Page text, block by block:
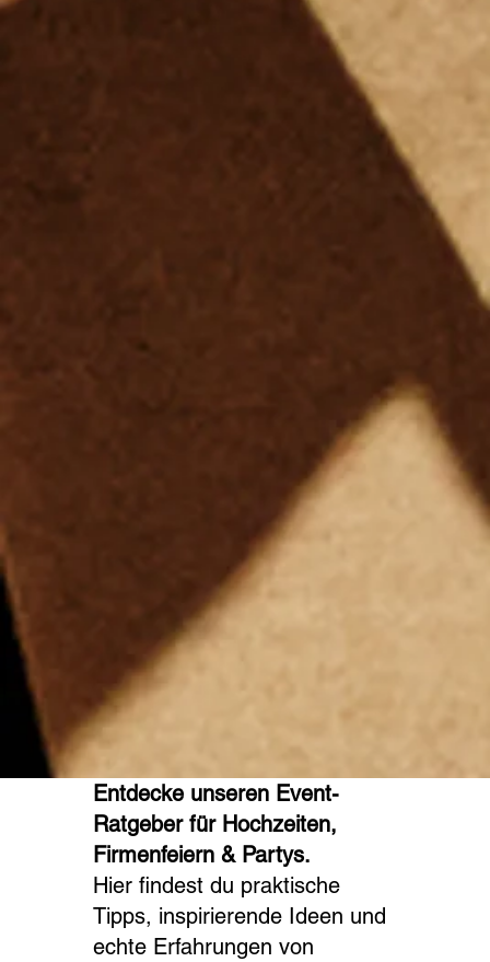
Entdecke unseren Event-
Ratgeber für Hochzeiten,
Firmenfeiern & Partys.
Hier findest du praktische
Tipps, inspirierende Ideen und
echte Erfahrungen von